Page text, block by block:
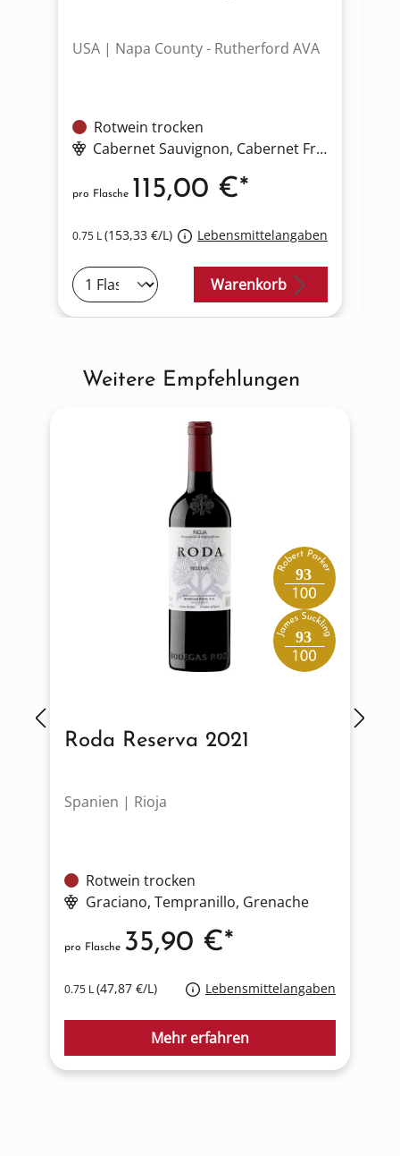
USA | Napa County - Rutherford AVA
Rotwein trocken
Cabernet Sauvignon, Cabernet Franc
0.75 L(153,33 €/L) Lebensmittelangaben
pro Flasche 115,00 €*
Warenkorb
Produktgalerie überspringen
Weitere Empfehlungen
93
93
Roda Reserva 2021
Spanien | Rioja
Rotwein trocken
Graciano, Tempranillo, Grenache
0.75 L(47,87 €/L) Lebensmittelangaben
pro Flasche 35,90 €*
Mehr erfahren